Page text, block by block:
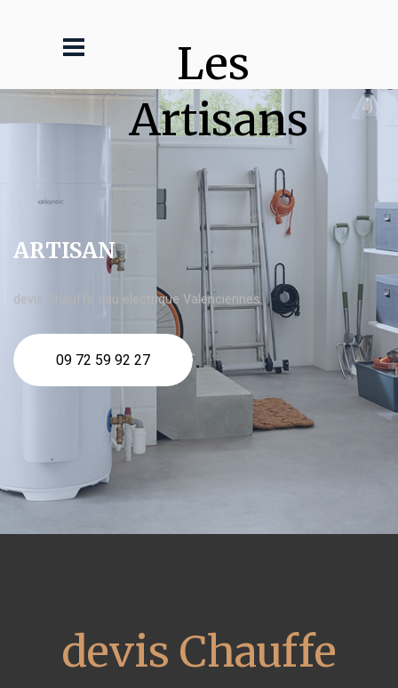
Les
Artisans
ARTISAN
devis Chauffe eau electrique Valenciennes
09 72 59 92 27
devis Chauffe